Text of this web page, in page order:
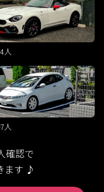
人
人
確認で
ます ♪